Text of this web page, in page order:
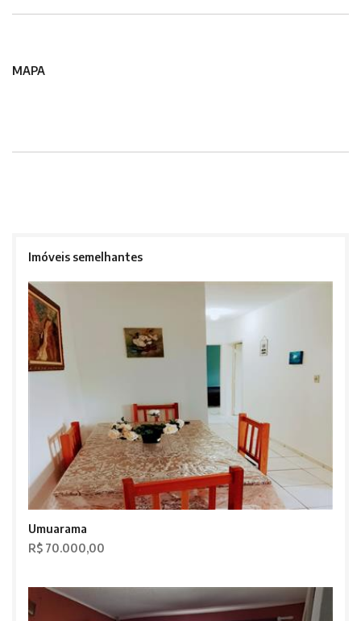
MAPA
Imóveis semelhantes
Umuarama
R$ 70.000,00